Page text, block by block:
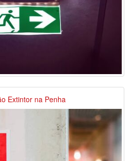
Extintor na Penha